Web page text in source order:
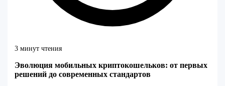
3 минут чтения
Эволюция мобильных криптокошельков: от первых
решений до современных стандартов